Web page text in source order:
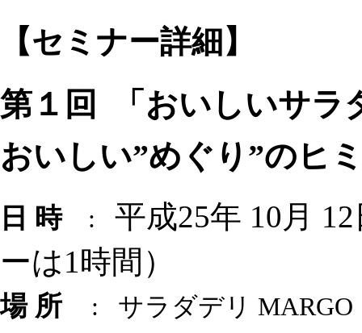
【セミナー詳細】
第１回 「 おいしいサラ
おいしい”めぐり”のヒ
日 時: 平成25年 10月
ーは1時間）
場 所 : サラダデリ MARGO